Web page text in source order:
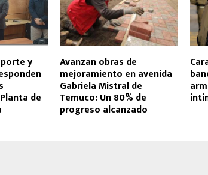
y
de
Avanzan obras de
mejoramiento en avenida
Gabriela Mistral de
Temuco: Un 80% de
progreso alcanzado